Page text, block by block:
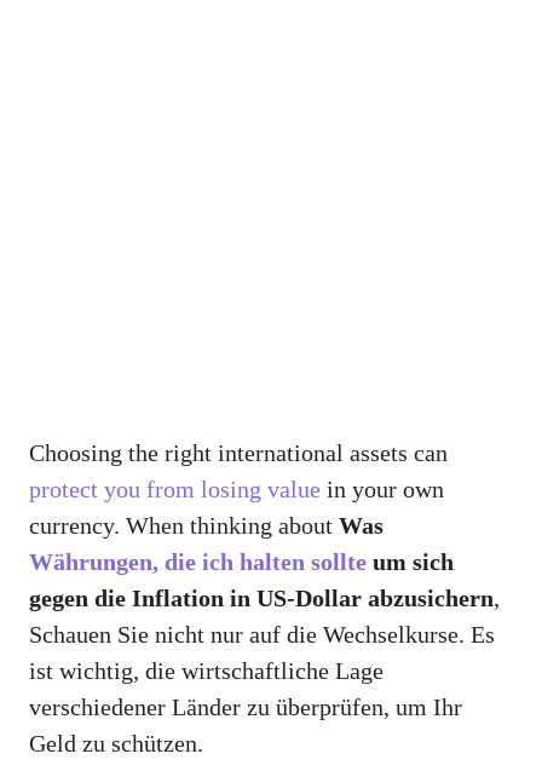
Choosing the right international assets can
protect you from losing value in your own
currency. When thinking about Was
Währungen, die ich halten sollte um sich
gegen die Inflation in US-Dollar abzusichern,
Schauen Sie nicht nur auf die Wechselkurse. Es
ist wichtig, die wirtschaftliche Lage
verschiedener Länder zu überprüfen, um Ihr
Geld zu schützen.